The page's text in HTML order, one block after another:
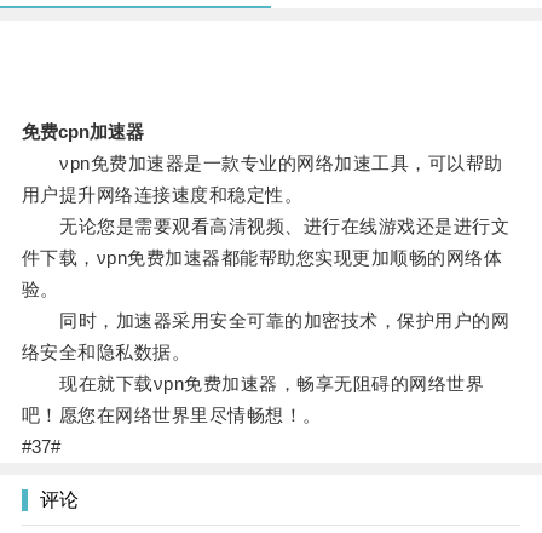
免费cpn加速器
νpn免费加速器是一款专业的网络加速工具，可以帮助
用户提升网络连接速度和稳定性。
无论您是需要观看高清视频、进行在线游戏还是进行文
件下载，νpn免费加速器都能帮助您实现更加顺畅的网络体
验。
同时，加速器采用安全可靠的加密技术，保护用户的网
络安全和隐私数据。
现在就下载νpn免费加速器，畅享无阻碍的网络世界
吧！愿您在网络世界里尽情畅想！。
#37#
评论